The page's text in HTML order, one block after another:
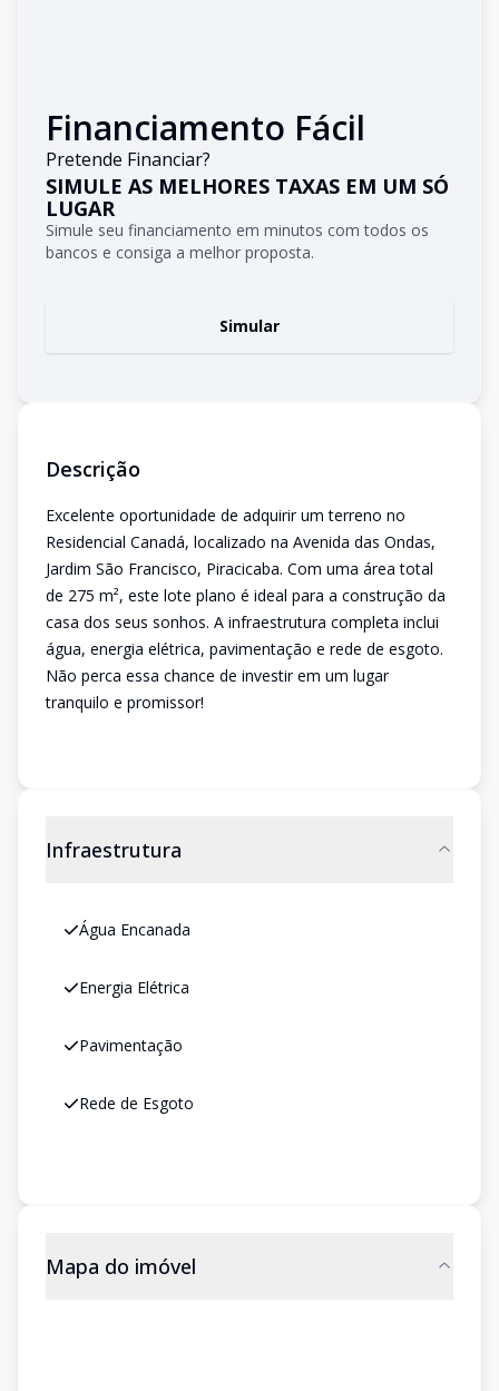
Financiamento Fácil
Pretende Financiar?
SIMULE AS MELHORES TAXAS EM UM SÓ
LUGAR
Simule seu financiamento em minutos com todos os
bancos e consiga a melhor proposta.
Simular
Descrição
Excelente oportunidade de adquirir um terreno no
Residencial Canadá, localizado na Avenida das Ondas,
Jardim São Francisco, Piracicaba. Com uma área total
de 275 m², este lote plano é ideal para a construção da
casa dos seus sonhos. A infraestrutura completa inclui
água, energia elétrica, pavimentação e rede de esgoto.
Não perca essa chance de investir em um lugar
tranquilo e promissor!
Infraestrutura
Água Encanada
Energia Elétrica
Pavimentação
Rede de Esgoto
Mapa do imóvel